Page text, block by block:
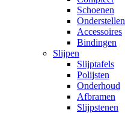
Schoenen
Onderstellen
Accessoires
Bindingen
Slijpen
Slijptafels
Polijsten
Onderhoud
Afbramen
Slijpstenen